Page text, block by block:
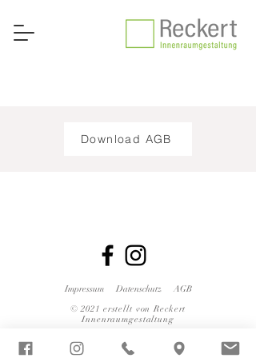
Download AGB
Impressum Datenschutz
AGB
© 2021 erstellt von Reckert
Innenraumgestaltung